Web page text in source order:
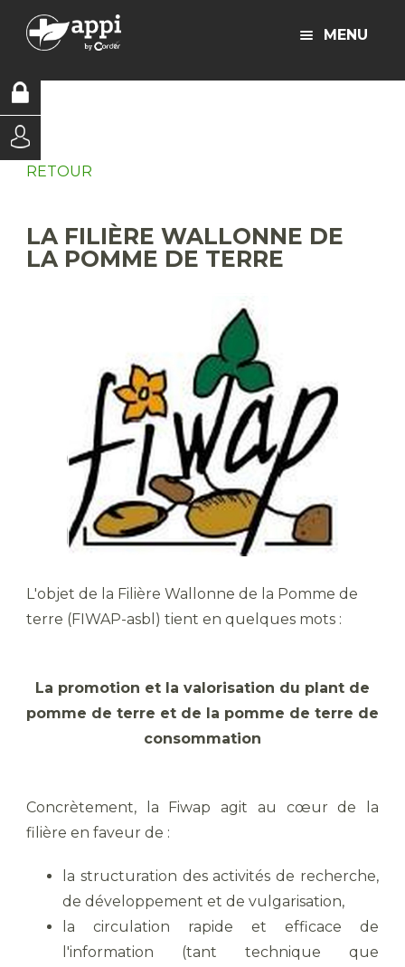
MENU
RETOUR
LA FILIÈRE WALLONNE DE
LA POMME DE TERRE
L'objet de la Filière Wallonne de la Pomme de
terre (FIWAP-asbl) tient en quelques mots :
La promotion et la valorisation du plant de
pomme de terre et de la pomme de terre de
consommation
Concrètement, la Fiwap agit au cœur de la
filière en faveur de :
la structuration des activités de recherche,
de développement et de vulgarisation,
la circulation rapide et efficace de
l'information (tant technique que